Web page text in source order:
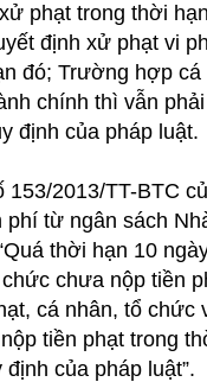
phạt trong thời
định xử phạt vi
đó; Trường hợp
chính thì vẫn
định của pháp luật.
2013/TT-BTC
phí từ ngân sách
thời hạn 10
chưa nộp tiền
cá nhân, tổ
tiền phạt trong
của pháp luật”.